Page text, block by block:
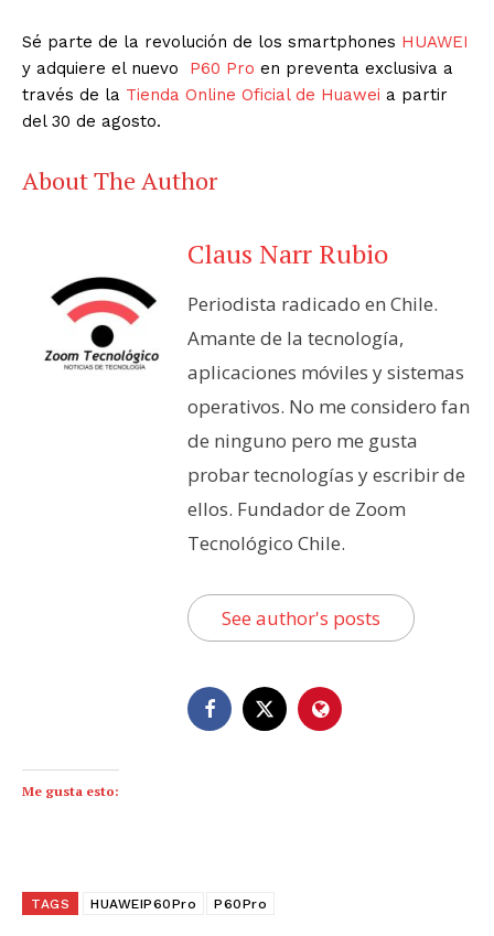
Sé parte de la revolución de los smartphones HUAWEI
y adquiere el nuevo
P60 Pro en preventa exclusiva a
través de la Tienda Online Oficial de Huawei a partir
del 30 de agosto.
About The Author
Claus Narr Rubio
Periodista radicado en Chile.
Amante de la tecnología,
aplicaciones móviles y sistemas
operativos. No me considero fan
de ninguno pero me gusta
probar tecnologías y escribir de
ellos. Fundador de Zoom
Tecnológico Chile.
See author's posts
Me gusta esto:
TAGS HUAWEIP60Pro P60Pro